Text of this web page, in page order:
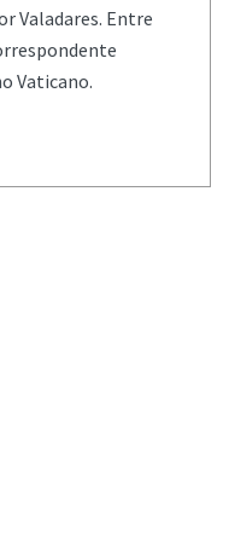
Valadares. Entre
Vaticano.